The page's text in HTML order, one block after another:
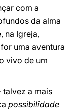
com a
da alma
na Igreja,
uma aventura
vivo de um
talvez a mais
possibilidade